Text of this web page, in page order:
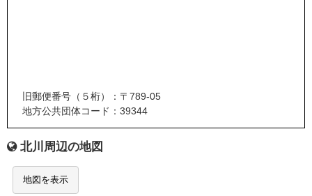
旧郵便番号（５桁）：〒789-05
地方公共団体コード：39344
北川周辺の地図
地図を表示